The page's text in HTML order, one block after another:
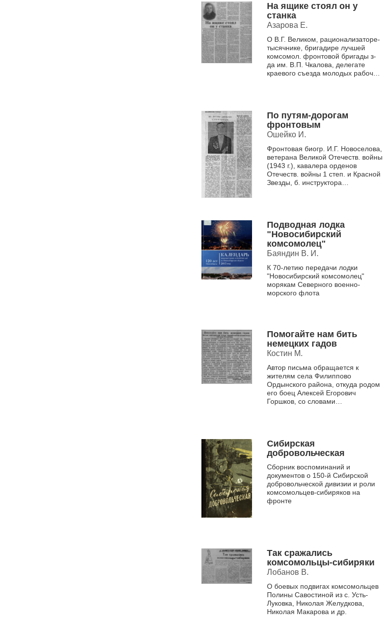
На ящике стоял он у
станка
Азарова Е.
О В.Г. Великом, рационализаторе-
тысячнике, бригадире лучшей
комсомол. фронтовой бригады з-
да им. В.П. Чкалова, делегате
краевого съезда молодых рабочих
По путям-дорогам
фронтовым
Ошейко И.
Фронтовая биогр. И.Г. Новоселова,
ветерана Великой Отечеств. войны
(1943 г.), кавалера орденов
Отечеств. войны 1 степ. и Красной
Звезды, б. инструктора
Подводная лодка
"Новосибирский
комсомолец"
Баяндин В. И.
К 70-летию передачи лодки
"Новосибирский комсомолец"
морякам Северного военно-
морского флота
Помогайте нам бить
немецких гадов
Костин М.
Автор письма обращается к
жителям села Филиппово
Ордынского района, откуда родом
его боец Алексей Егорович
Горшков, со словами
Сибирская
добровольческая
Сборник воспоминаний и
документов о 150-й Сибирской
добровольческой дивизии и роли
комсомольцев-сибиряков на
фронте
Так сражались
комсомольцы-сибиряки
Лобанов В.
О боевых подвигах комсомольцев
Полины Савостиной из с. Усть-
Луковка, Николая Желудкова,
Николая Макарова и др.